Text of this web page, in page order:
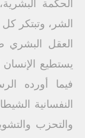
الحكمة
الشر، وتبتكر
العقل البشري
يستطيع الإنسان
فيما أورده
النفسانية
والتحزب